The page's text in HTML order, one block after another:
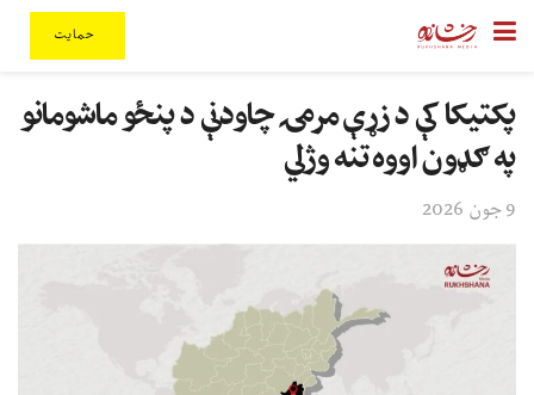
حمایت
پکتیکا کې د زړې مرمۍ چاودنې د پنځو ماشومانو
په ګډون اووه تنه وژلي
9 جون 2026